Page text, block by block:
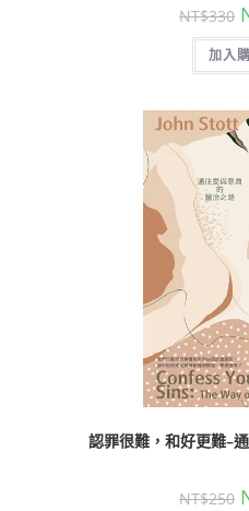
NT$330
加入
認罪很難，和好更難–
NT$250